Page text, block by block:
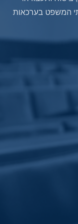
המשפט בערכאות